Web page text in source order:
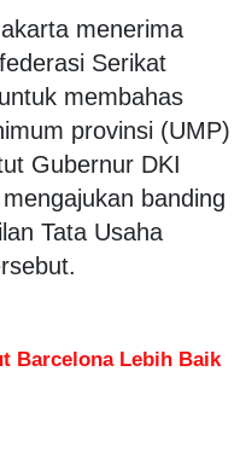
menerima
Serikat
membahas
provinsi (UMP)
Gubernur DKI
mengajukan banding
Tata Usaha
Barcelona Lebih Baik